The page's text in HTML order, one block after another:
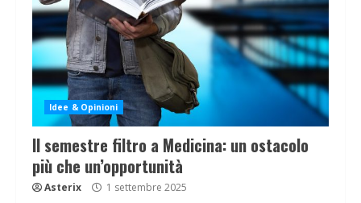
Idee & Opinioni
Il semestre filtro a Medicina: un ostacolo
più che un’opportunità
Asterix 1 settembre 2025